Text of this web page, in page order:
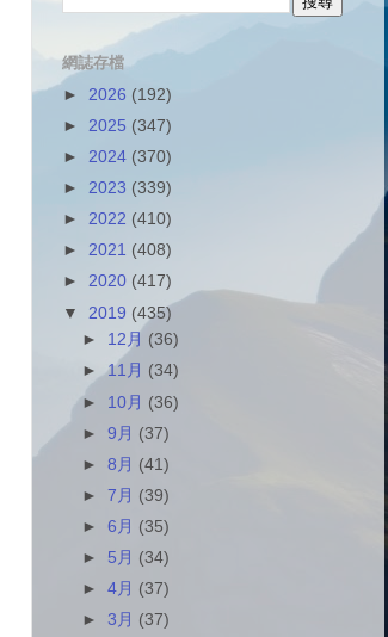
網誌存檔
► 2026 (192)
► 2025 (347)
► 2024 (370)
► 2023 (339)
► 2022 (410)
► 2021 (408)
► 2020 (417)
▼ 2019 (435)
► 12月 (36)
►11月 (34)
► 10月 (36)
►9月 (37)
►8月 (41)
►7月 (39)
►6月 (35)
► 5月 (34)
►4月 (37)
►3月 (37)